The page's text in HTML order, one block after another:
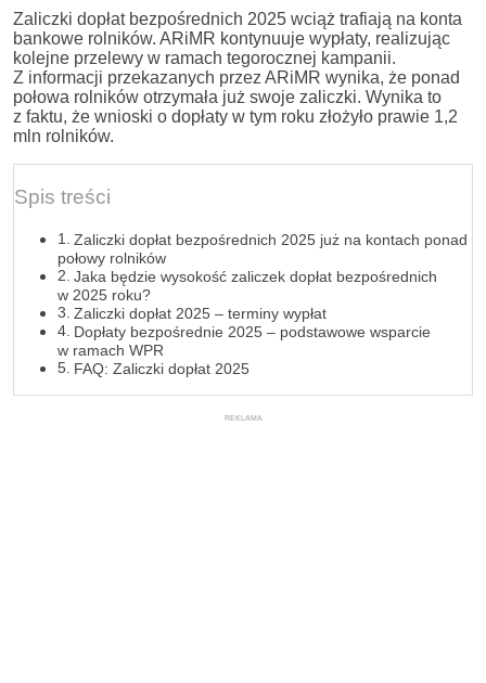
Zaliczki dopłat bezpośrednich 2025 wciąż trafiają na konta
bankowe rolników. ARiMR kontynuuje wypłaty, realizując
kolejne przelewy w ramach tegorocznej kampanii.
Z informacji przekazanych przez ARiMR wynika, że ponad
połowa rolników otrzymała już swoje zaliczki. Wynika to
z faktu, że wnioski o dopłaty w tym roku złożyło prawie 1,2
mln rolników.
Spis treści
Zaliczki dopłat bezpośrednich 2025 już na kontach ponad
połowy rolników
Jaka będzie wysokość zaliczek dopłat bezpośrednich
w 2025 roku?
Zaliczki dopłat 2025 – terminy wypłat
Dopłaty bezpośrednie 2025 – podstawowe wsparcie
w ramach WPR
FAQ: Zaliczki dopłat 2025
REKLAMA